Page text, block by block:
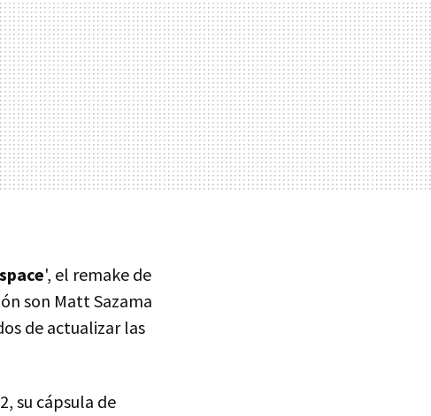
', el remake de
son Matt Sazama
de actualizar las
su cápsula de